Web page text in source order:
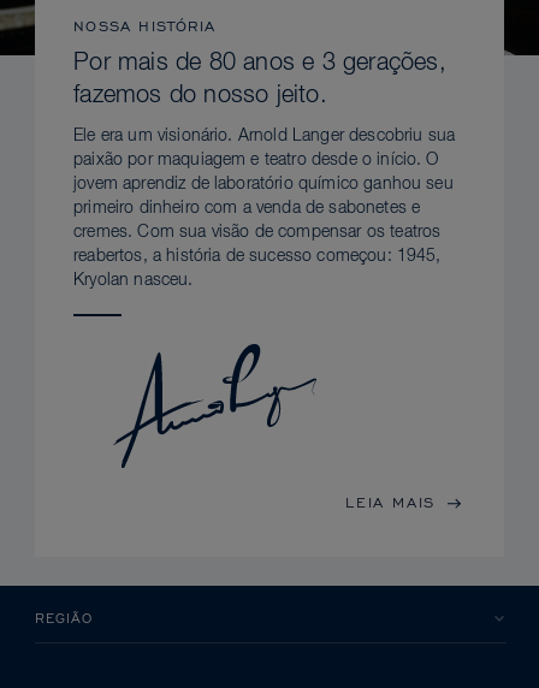
NOSSA HISTÓRIA
Por mais de 80 anos e 3 gerações,
fazemos do nosso jeito.
Ele era um visionário. Arnold Langer descobriu sua
paixão por maquiagem e teatro desde o início. O
jovem aprendiz de laboratório químico ganhou seu
primeiro dinheiro com a venda de sabonetes e
cremes. Com sua visão de compensar os teatros
reabertos, a história de sucesso começou: 1945,
Kryolan nasceu.
LEIA MAIS
REGIÃO